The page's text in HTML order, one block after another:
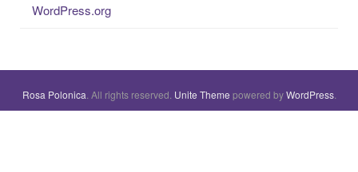
WordPress.org
Rosa Polonica . All rights reserved. Unite Theme powered byWordPress.